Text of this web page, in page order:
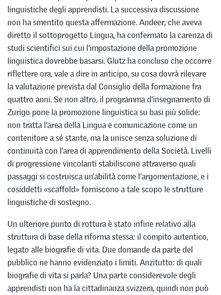
linguistiche degli apprendisti. La successiva discussione
non ha smentito questa affermazione. Andeer, che aveva
diretto il sottoprogetto Lingua, ha confermato la carenza di
studi scientifici sui cui l’impostazione della promozione
linguistica dovrebbe basarsi. Glutz ha concluso che occorre
riflettere ora, vale a dire in anticipo, su cosa dovrà rilevare
la valutazione prevista dal Consiglio della formazione fra
quattro anni. Se non altro, il programma d’insegnamento di
Zurigo pone la promozione linguistica su basi più solide:
non tratta l’area della Lingua e comunicazione come un
contenitore a sé stante, ma la unisce senza soluzione di
continuità con l’area di apprendimento della Società. Livelli
di progressione vincolanti stabiliscono attraverso quali
passaggi si costruisca un’abilità come l’argomentazione, e i
cosiddetti «scaffold» forniscono a tale scopo le strutture
linguistiche di sostegno.
Un ulteriore punto di rottura è stato infine relativo alla
struttura di base della riforma stessa: il compito autentico,
legato alle biografie di vita. Due domande da parte del
pubblico ne hanno evidenziato i limiti. Anzitutto: di quali
biografie di vita si parla? Una parte considerevole degli
apprendisti non ha la cittadinanza svizzera, quindi non può